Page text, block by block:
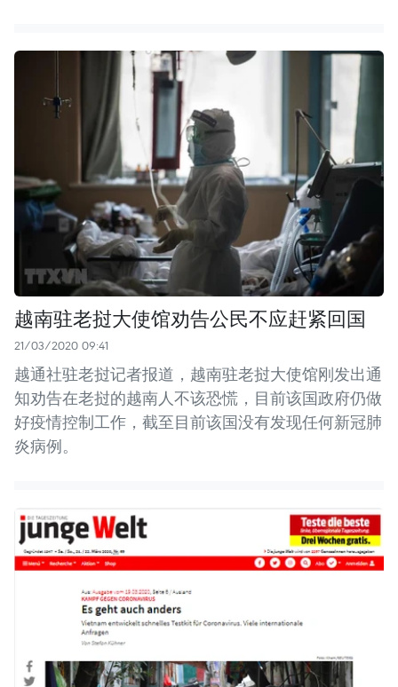
越南驻老挝大使馆劝告公民不应赶紧回国
21/03/2020 09:41
越通社驻老挝记者报道，越南驻老挝大使馆刚发出通
知劝告在老挝的越南人不该恐慌，目前该国政府仍做
好疫情控制工作，截至目前该国没有发现任何新冠肺
炎病例。